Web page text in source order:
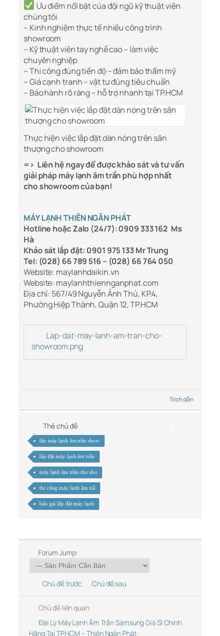
Ưu điểm nổi bật của đội ngũ kỹ thuật viên
chúng tôi
– Kinh nghiệm thực tế nhiều công trình
showroom
– Kỹ thuật viên tay nghề cao – làm việc
chuyên nghiệp
– Thi công đúng tiến độ – đảm bảo thẩm mỹ
– Giá cạnh tranh – vật tư đúng tiêu chuẩn
– Bảo hành rõ ràng – hỗ trợ nhanh tại TP.HCM
Thực hiện việc lắp đặt dàn nóng trên sân
thượng cho showroom
=> Liên hệ ngay để được khảo sát và tư vấn
giải pháp máy lạnh âm trần phù hợp nhất
cho showroom của bạn!
MÁY LẠNH THIÊN NGÂN PHÁT
Hotline hoặc Zalo (24/7): 0909 333 162 Ms
Hà
Khảo sát lắp đặt: 0901 975 133 Mr Trung
Tel: (028) 66 789 516 – (028) 66 764 050
Website: maylanhdaikin.vn
Website: maylanhthiennganphat.com
Địa chỉ: 567/49 Nguyễn Ảnh Thủ, KP.4,
Phường Hiệp Thành, Quận 12, TP.HCM
Lap-dat-may-lanh-am-tran-cho-
showroom.png
Trích dẫn
Thẻ chủ đề
lắp máy lạnh âm trần show
lắp đặt máy lạnh âm trần
máy lạnh âm trần cho sho
thi công máy lạnh âm trầ
báo giá lắp đặt máy lạnh
Forum Jump:
Chủ đề trước Chủ đề sau
Chủ đề liên quan
Đại Lý Máy Lạnh Âm Trần Samsung Giá Sỉ Chính
Hãng Tại TP.HCM – Thiên Ngân Phát